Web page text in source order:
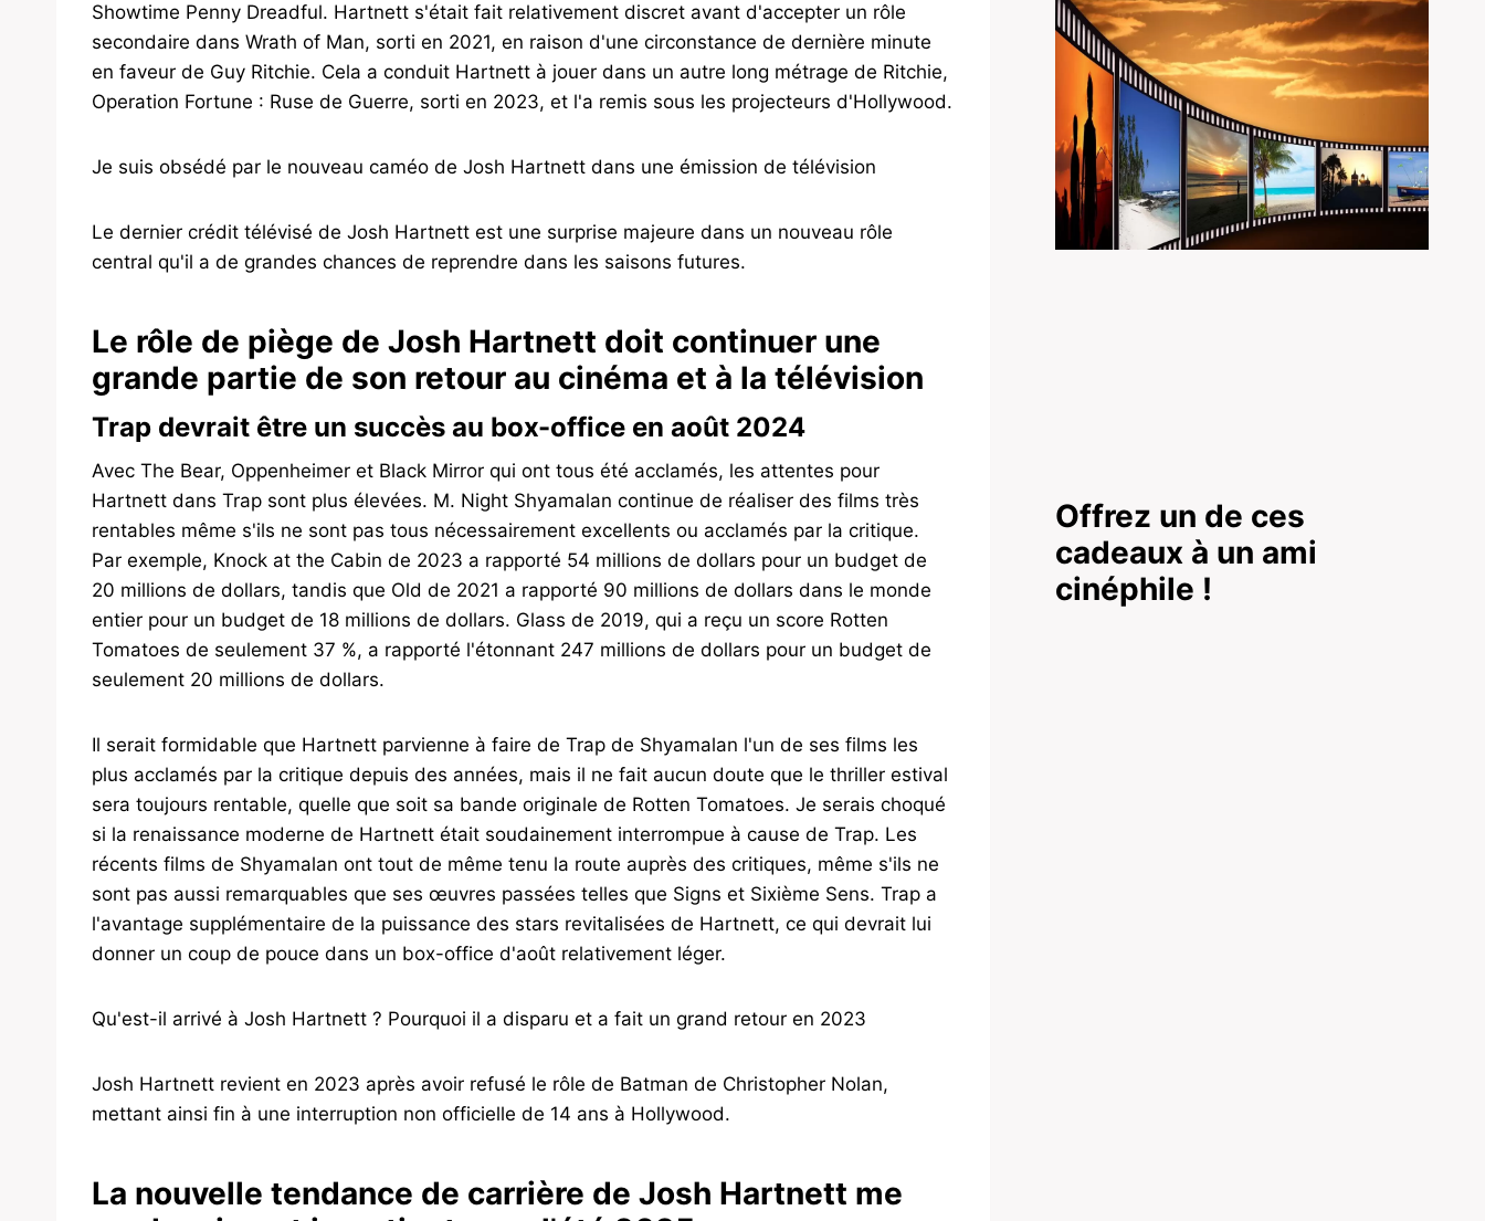
Showtime Penny Dreadful. Hartnett s'était fait relativement discret avant d'accepter un rôle
secondaire dans Wrath of Man, sorti en 2021, en raison d'une circonstance de dernière minute
en faveur de Guy Ritchie. Cela a conduit Hartnett à jouer dans un autre long métrage de Ritchie,
Operation Fortune : Ruse de Guerre, sorti en 2023, et l'a remis sous les projecteurs d'Hollywood.
Je suis obsédé par le nouveau caméo de Josh Hartnett dans une émission de télévision
Le dernier crédit télévisé de Josh Hartnett est une surprise majeure dans un nouveau rôle
central qu'il a de grandes chances de reprendre dans les saisons futures.
Le rôle de piège de Josh Hartnett doit continuer une
grande partie de son retour au cinéma et à la télévision
Trap devrait être un succès au box-office en août 2024
Avec The Bear, Oppenheimer et Black Mirror qui ont tous été acclamés, les attentes pour
Hartnett dans Trap sont plus élevées. M. Night Shyamalan continue de réaliser des films très
rentables même s'ils ne sont pas tous nécessairement excellents ou acclamés par la critique.
Par exemple, Knock at the Cabin de 2023 a rapporté 54 millions de dollars pour un budget de
20 millions de dollars, tandis que Old de 2021 a rapporté 90 millions de dollars dans le monde
entier pour un budget de 18 millions de dollars. Glass de 2019, qui a reçu un score Rotten
Tomatoes de seulement 37 %, a rapporté l'étonnant 247 millions de dollars pour un budget de
seulement 20 millions de dollars.
Il serait formidable que Hartnett parvienne à faire de Trap de Shyamalan l'un de ses films les
plus acclamés par la critique depuis des années, mais il ne fait aucun doute que le thriller estival
sera toujours rentable, quelle que soit sa bande originale de Rotten Tomatoes. Je serais choqué
si la renaissance moderne de Hartnett était soudainement interrompue à cause de Trap. Les
récents films de Shyamalan ont tout de même tenu la route auprès des critiques, même s'ils ne
sont pas aussi remarquables que ses œuvres passées telles que Signs et Sixième Sens. Trap a
l'avantage supplémentaire de la puissance des stars revitalisées de Hartnett, ce qui devrait lui
donner un coup de pouce dans un box-office d'août relativement léger.
Qu'est-il arrivé à Josh Hartnett ? Pourquoi il a disparu et a fait un grand retour en 2023
Josh Hartnett revient en 2023 après avoir refusé le rôle de Batman de Christopher Nolan,
mettant ainsi fin à une interruption non officielle de 14 ans à Hollywood.
La nouvelle tendance de carrière de Josh Hartnett me
Offrez un de ces
cadeaux à un ami
cinéphile !